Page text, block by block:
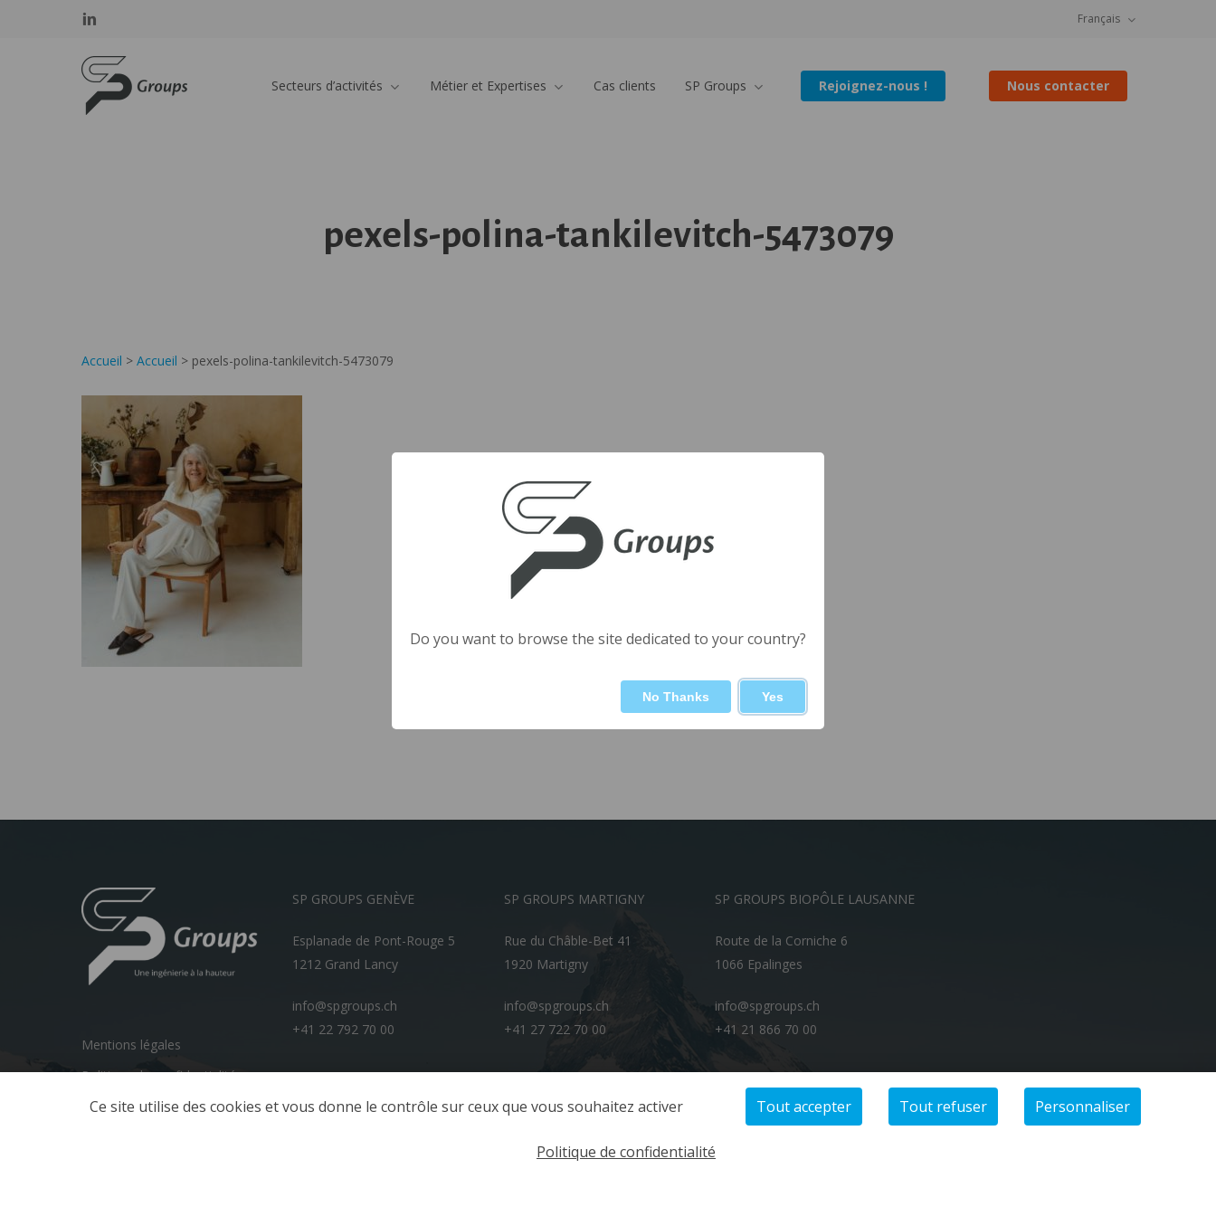
linkedin
Français
SP GROUPS
Secteurs d’activités Métier et Expertises Cas clients SP Groups Rejoignez-nous ! Nous contacter
pexels-polina-tankilevitch-5473079
Accueil > Accueil > pexels-polina-tankilevitch-5473079
Mentions légales
Politique de confidentialité
SP GROUPS GENÈVE
Esplanade de Pont-Rouge 5
1212 Grand Lancy
info@spgroups.ch
+41 22 792 70 00
SP GROUPS MARTIGNY
Rue du Châble-Bet 41
1920 Martigny
info@spgroups.ch
+41 27 722 70 00
SP GROUPS BIOPÔLE LAUSANNE
Route de la Corniche 6
1066 Epalinges
info@spgroups.ch
+41 21 866 70 00
Do you want to browse the site dedicated to your country?
No Thanks Yes
Panneau de gestion des cookies
Ce site utilise des cookies et vous donne le contrôle sur ceux que vous souhaitez activer Tout accepter Tout refuser Personnaliser
Politique de confidentialité